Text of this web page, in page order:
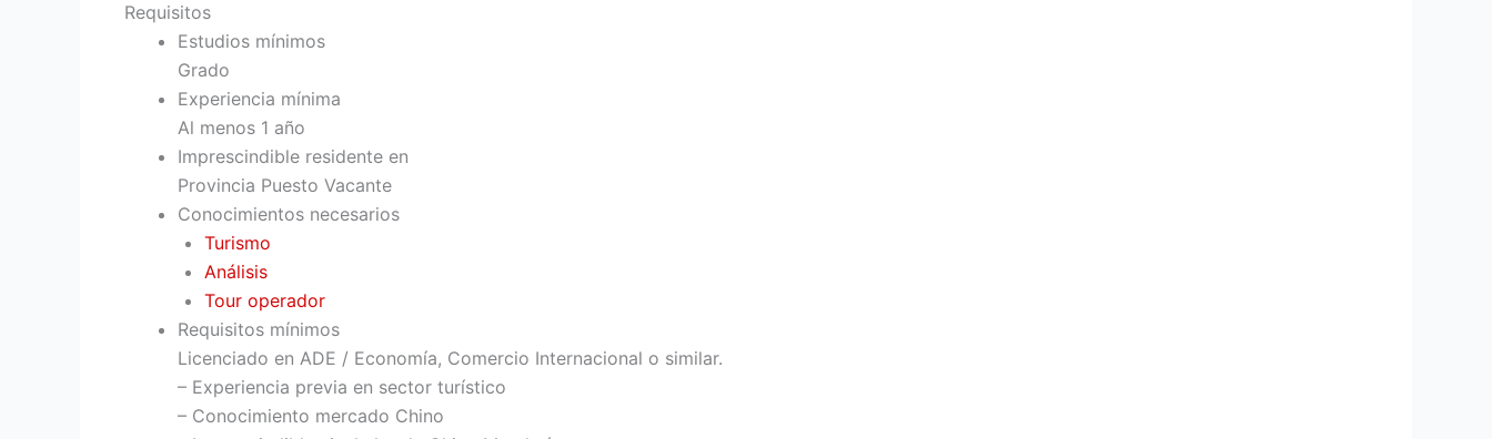
Requisitos
Estudios mínimos
Grado
Experiencia mínima
Al menos 1 año
Imprescindible residente en
Provincia Puesto Vacante
Conocimientos necesarios
Turismo
Análisis
Tour operador
Requisitos mínimos
Licenciado en ADE / Economía, Comercio Internacional o similar.
– Experiencia previa en sector turístico
– Conocimiento mercado Chino